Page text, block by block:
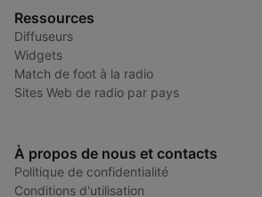
Ressources
Diffuseurs
Widgets
Match de foot à la radio
Sites Web de radio par pays
À propos de nous et contacts
Politique de confidentialité
Conditions d'utilisation